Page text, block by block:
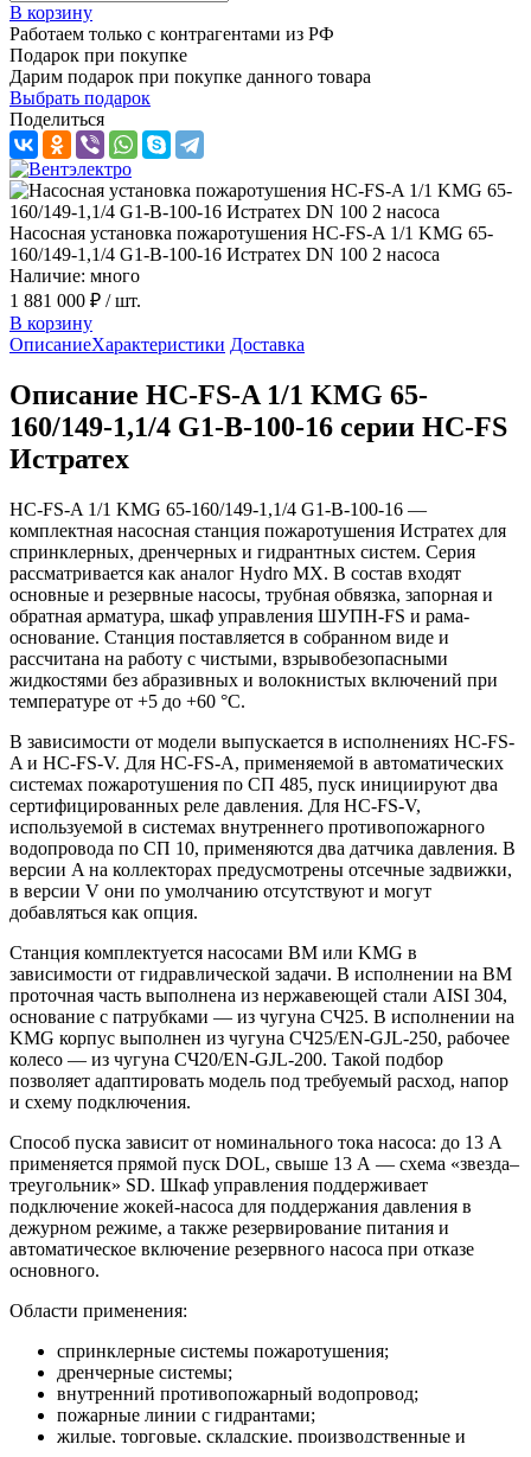
В корзину
Работаем только с контрагентами из РФ
Подарок при покупке
Дарим подарок при покупке данного товара
Выбрать подарок
Поделиться
Насосная установка пожаротушения HC-FS-A 1/1 KMG 65-
160/149-1,1/4 G1-B-100-16 Истратех DN 100 2 насоса
Наличие: много
1 881 000 ₽ / шт.
В корзину
ОписаниеХарактеристики Доставка
Описание HC-FS-A 1/1 KMG 65-
160/149-1,1/4 G1-B-100-16 серии HC-FS
Истратех
HC-FS-A 1/1 KMG 65-160/149-1,1/4 G1-B-100-16 —
комплектная насосная станция пожаротушения Истратех для
спринклерных, дренчерных и гидрантных систем. Серия
рассматривается как аналог Hydro MX. В состав входят
основные и резервные насосы, трубная обвязка, запорная и
обратная арматура, шкаф управления ШУПН-FS и рама-
основание. Станция поставляется в собранном виде и
рассчитана на работу с чистыми, взрывобезопасными
жидкостями без абразивных и волокнистых включений при
температуре от +5 до +60 °С.
В зависимости от модели выпускается в исполнениях HC-FS-
A и HC-FS-V. Для HC-FS-A, применяемой в автоматических
системах пожаротушения по СП 485, пуск инициируют два
сертифицированных реле давления. Для HC-FS-V,
используемой в системах внутреннего противопожарного
водопровода по СП 10, применяются два датчика давления. В
версии A на коллекторах предусмотрены отсечные задвижки,
в версии V они по умолчанию отсутствуют и могут
добавляться как опция.
Станция комплектуется насосами BM или KMG в
зависимости от гидравлической задачи. В исполнении на BM
проточная часть выполнена из нержавеющей стали AISI 304,
основание с патрубками — из чугуна СЧ25. В исполнении на
KMG корпус выполнен из чугуна СЧ25/EN-GJL-250, рабочее
колесо — из чугуна СЧ20/EN-GJL-200. Такой подбор
позволяет адаптировать модель под требуемый расход, напор
и схему подключения.
Способ пуска зависит от номинального тока насоса: до 13 А
применяется прямой пуск DOL, свыше 13 А — схема «звезда–
треугольник» SD. Шкаф управления поддерживает
подключение жокей-насоса для поддержания давления в
дежурном режиме, а также резервирование питания и
автоматическое включение резервного насоса при отказе
основного.
Области применения:
спринклерные системы пожаротушения;
дренчерные системы;
внутренний противопожарный водопровод;
пожарные линии с гидрантами;
жилые, торговые, складские, производственные и